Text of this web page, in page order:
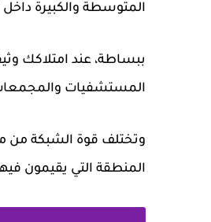
المتوسطة والكبيرة داخل
ببساطة، عند امتلاكك
المستشفيات والمجمعات
وتختلف قوة الشبكة من
المنطقة التي يقيمون